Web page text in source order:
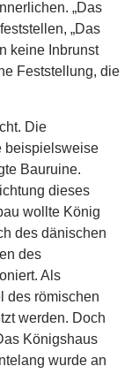
„Das
„Das
keine Inbrunst
Feststellung, die
Die
beispielsweise
Bauruine.
dieses
wollte König
des dänischen
des
Als
des römischen
werden. Doch
Königshaus
wurde an